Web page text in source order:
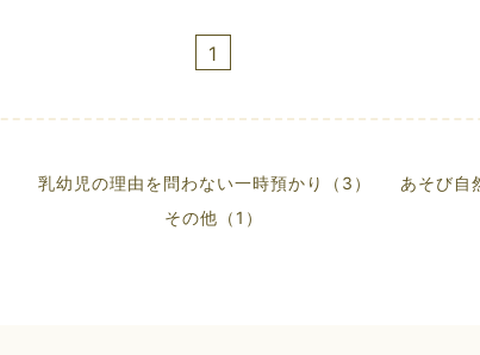
1
乳幼児の理由を問わない一時預かり（3） あそび自
その他（1）